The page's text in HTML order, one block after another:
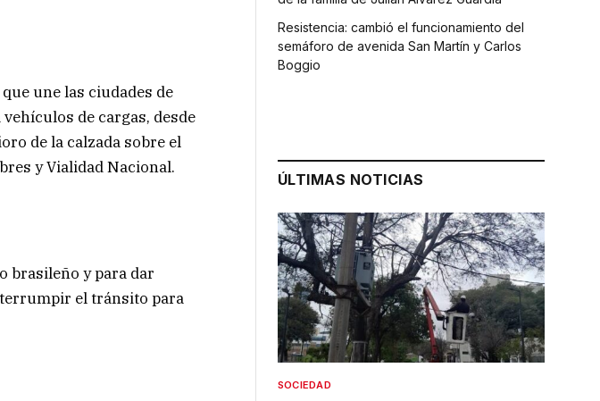
une las ciudades de
de cargas, desde
de la calzada sobre el
y Vialidad Nacional.
brasileño y para dar
el tránsito para
Resistencia: cambió el funcionamiento del
semáforo de avenida San Martín y Carlos
Boggio
ÚLTIMAS NOTICIAS
SOCIEDAD